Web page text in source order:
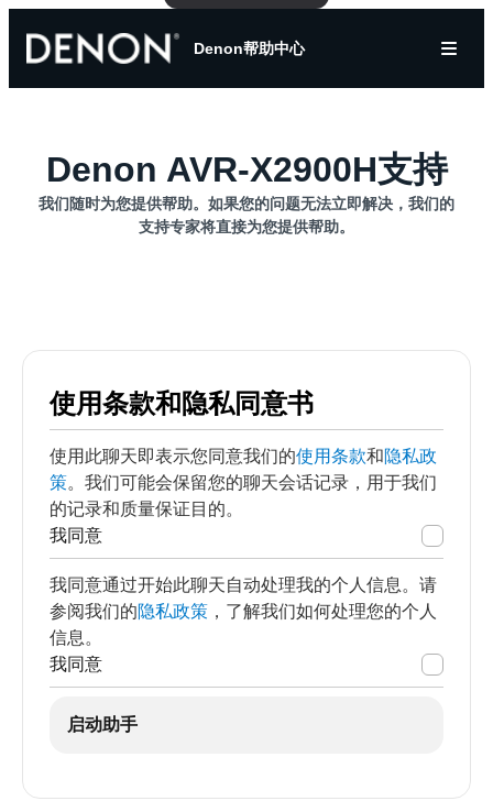
Denon帮助中心
Denon AVR-X2900H支持
我们随时为您提供帮助。如果您的问题无法立即解决，我们的
支持专家将直接为您提供帮助。
使用条款和隐私同意书
使用此聊天即表示您同意我们的使用条款和隐私政
策。我们可能会保留您的聊天会话记录，用于我们
的记录和质量保证目的。
我同意
我同意通过开始此聊天自动处理我的个人信息。请
参阅我们的隐私政策 ，了解我们如何处理您的个人
信息。
我同意
启动助手